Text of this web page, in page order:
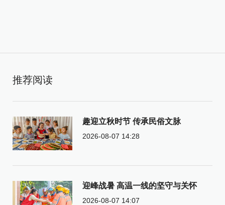
推荐阅读
趣迎立秋时节 传承民俗文脉
2026-08-07 14:28
迎峰战暑 高温一线的坚守与关怀
2026-08-07 14:07